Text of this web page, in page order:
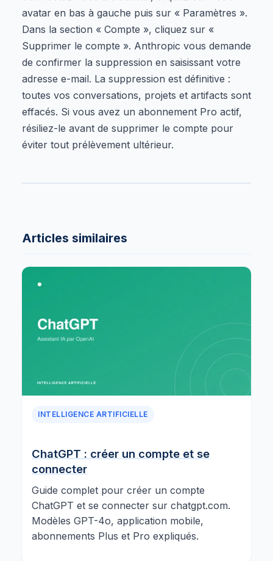
avatar en bas à gauche puis sur « Paramètres ».
Dans la section « Compte », cliquez sur «
Supprimer le compte ». Anthropic vous demande
de confirmer la suppression en saisissant votre
adresse e-mail. La suppression est définitive :
toutes vos conversations, projets et artifacts sont
effacés. Si vous avez un abonnement Pro actif,
résiliez-le avant de supprimer le compte pour
éviter tout prélèvement ultérieur.
Articles similaires
INTELLIGENCE ARTIFICIELLE
ChatGPT : créer un compte et se
connecter
Guide complet pour créer un compte
ChatGPT et se connecter sur chatgpt.com.
Modèles GPT-4o, application mobile,
abonnements Plus et Pro expliqués.